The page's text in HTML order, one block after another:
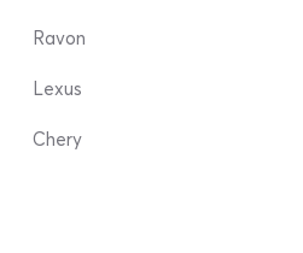
Ravon
Lexus
Chery